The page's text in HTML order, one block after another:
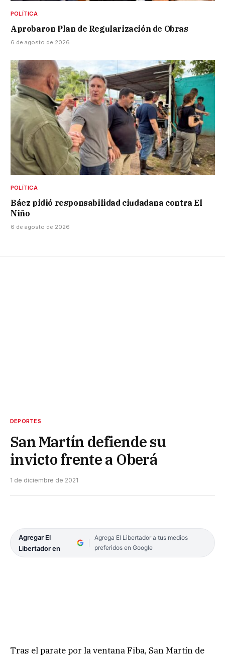
POLÍTICA
Aprobaron Plan de Regularización de Obras
6 de agosto de 2026
POLÍTICA
Báez pidió responsabilidad ciudadana contra El
Niño
6 de agosto de 2026
DEPORTES
San Martín defiende su
invicto frente a Oberá
1 de diciembre de 2021
Agregar El
Libertador en
Agrega El Libertador a tus medios
preferidos en Google
Tras el parate por la ventana Fiba, San Martín de